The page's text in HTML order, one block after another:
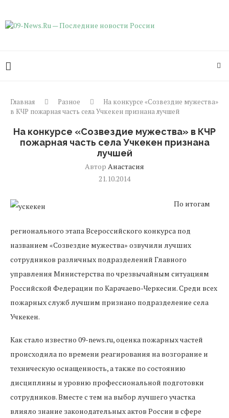
Главная Разное
На конкурсе «Созвездие мужества»
в КЧР пожарная часть села Учкекен признана лучшей
На конкурсе «Созвездие мужества» в КЧР
пожарная часть села Учкекен признана
лучшей
Автор Анастасия
21.10.2014
По итогам
регионального этапа Всероссийского конкурса под
названием «Созвездие мужества» озвучили лучших
сотрудников различных подразделений Главного
управления Министерства по чрезвычайным ситуациям
Российской Федерации по Карачаево-Черкесии. Среди всех
пожарных служб лучшим признано подразделение села
Учкекен.
Как стало известно 09-news.ru, оценка пожарных частей
происходила по времени реагирования на возгорание и
техническую оснащенность, а также по состоянию
дисциплины и уровню профессиональной подготовки
сотрудников. Вместе с тем на выбор лучшего участка
влияло знание законодательных актов России в сфере